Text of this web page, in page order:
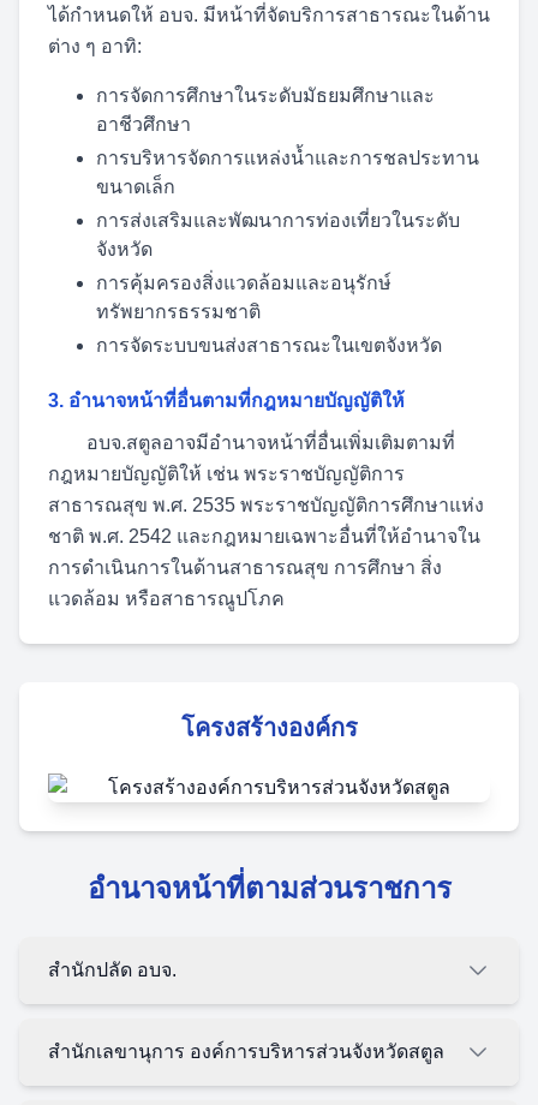
ได้กำหนดให้ อบจ. มีหน้าที่จัดบริการสาธารณะในด้าน
ต่าง ๆ อาทิ:
การจัดการศึกษาในระดับมัธยมศึกษาและ
อาชีวศึกษา
การบริหารจัดการแหล่งน้ำและการชลประทาน
ขนาดเล็ก
การส่งเสริมและพัฒนาการท่องเที่ยวในระดับ
จังหวัด
การคุ้มครองสิ่งแวดล้อมและอนุรักษ์
ทรัพยากรธรรมชาติ
การจัดระบบขนส่งสาธารณะในเขตจังหวัด
3. อำนาจหน้าที่อื่นตามที่กฎหมายบัญญัติให้
อบจ.สตูลอาจมีอำนาจหน้าที่อื่นเพิ่มเติมตามที่
กฎหมายบัญญัติให้ เช่น พระราชบัญญัติการ
สาธารณสุข พ.ศ. 2535 พระราชบัญญัติการศึกษาแห่ง
ชาติ พ.ศ. 2542 และกฎหมายเฉพาะอื่นที่ให้อำนาจใน
การดำเนินการในด้านสาธารณสุข การศึกษา สิ่ง
แวดล้อม หรือสาธารณูปโภค
โครงสร้างองค์กร
อำนาจหน้าที่ตามส่วนราชการ
สำนักปลัด อบจ.
สำนักเลขานุการ องค์การบริหารส่วนจังหวัดสตูล